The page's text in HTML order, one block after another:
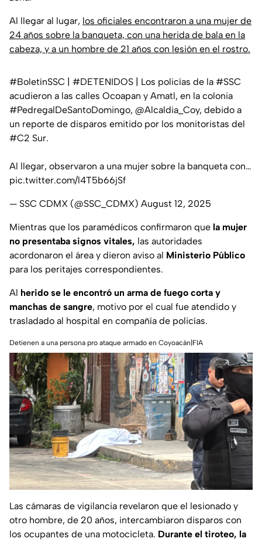
Al llegar al lugar, los oficiales encontraron a una mujer de
24 años sobre la banqueta, con una herida de bala en la
cabeza, y a un hombre de 21 años con lesión en el rostro.
#BoletínSSC #DETENIDOS | Los policías de la #SSC
acudieron a las calles Ocoapan y Amatl, en la colonia
#PedregalDeSantoDomingo, @Alcaldia_Coy, debido a
un reporte de disparos emitido por los monitoristas del
#C2 Sur.
Al llegar, observaron a una mujer sobre la banqueta con…
pic.twitter.com/l4T5b66jSf
— SSC CDMX (@SSC_CDMX) August 12, 2025
Mientras que los paramédicos confirmaron que la mujer
no presentaba signos vitales, las autoridades
acordonaron el área y dieron aviso al Ministerio Público
para los peritajes correspondientes.
Al herido se le encontró un arma de fuego corta y
manchas de sangre, motivo por el cual fue atendido y
trasladado al hospital en compañía de policías.
Detienen a una persona pro ataque armado en Coyoacán|FIA
Las cámaras de vigilancia revelaron que el lesionado y
otro hombre, de 20 años, intercambiaron disparos con
los ocupantes de una motocicleta. Durante el tiroteo, la